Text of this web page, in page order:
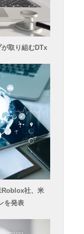
取り組むDTx
Roblox社、米
を発表